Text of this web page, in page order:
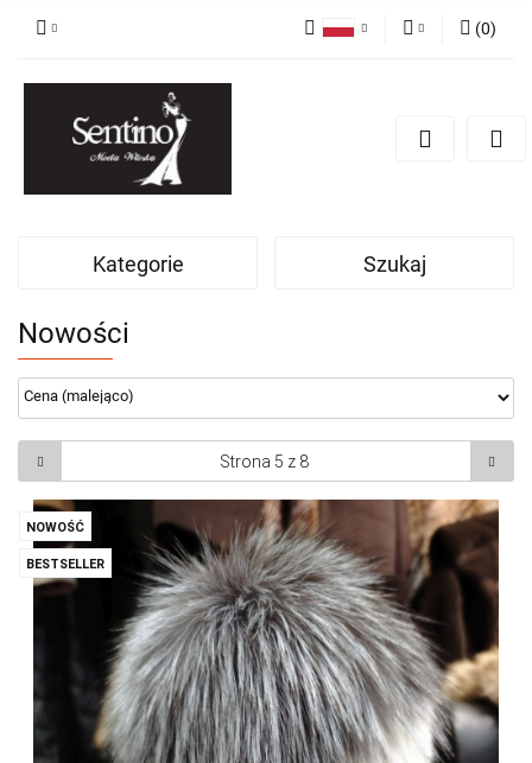
Zarejestruj się
(0)
Kategorie Szukaj
Nowości
NOWOŚĆ
BESTSELLER